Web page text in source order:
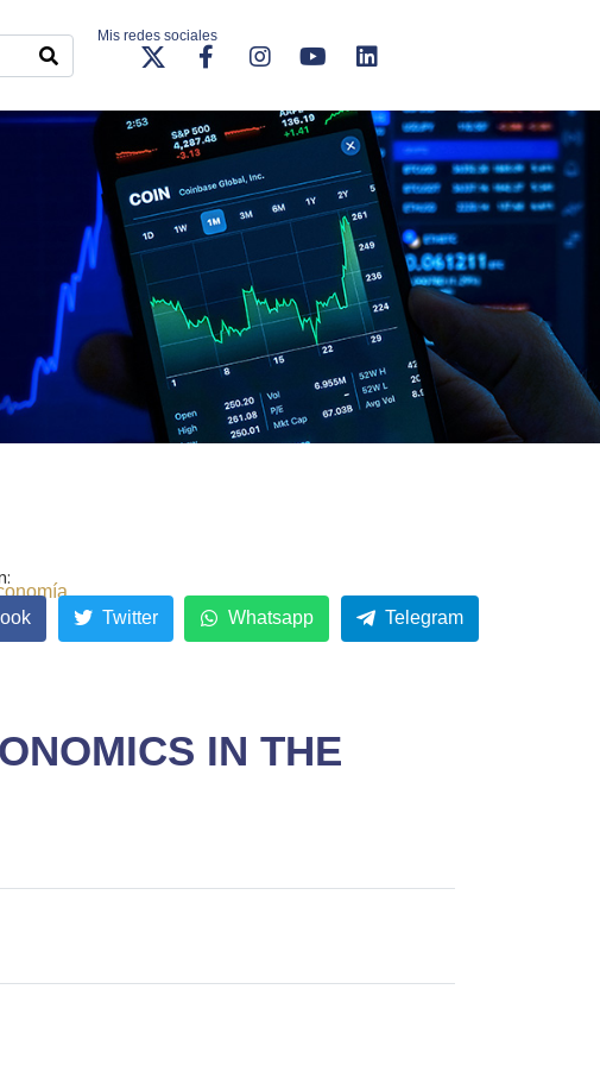
Mis redes sociales
IN THE
Twitter Whatsapp Telegram